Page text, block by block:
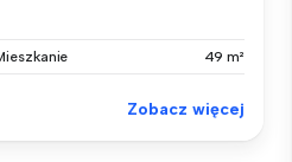
49 m²
Zobacz więcej